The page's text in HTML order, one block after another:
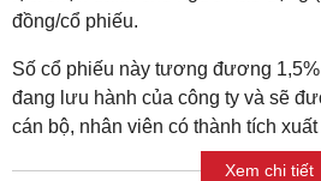
đồng/cổ phiếu.
Số cổ phiếu này tương đương
đang lưu hành của công ty và sẽ
cán bộ, nhân viên có thành tích
Xem chi tiết